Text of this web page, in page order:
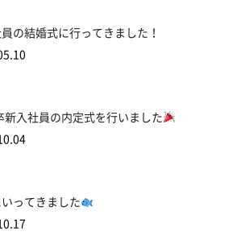
の結婚式に行ってきました！
新入社員の内定式を行いました
ってきました